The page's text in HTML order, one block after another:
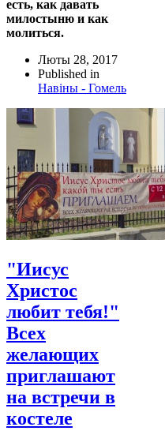
есть, как давать
милостыню и как
молиться.
Люты 28, 2017
Published in
Навіны - Гомель
"Иисус
Христос
любит тебя!"
Всех
желающих
приглашают
на встречи в
костеле